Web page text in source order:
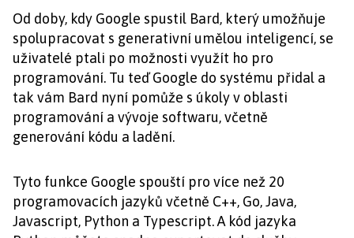
Od doby, kdy Google spustil Bard, který umožňuje
spolupracovat s generativní umělou inteligencí, se
uživatelé ptali po možnosti využít ho pro
programování. Tu teď Google do systému přidal a
tak vám Bard nyní pomůže s úkoly v oblasti
programování a vývoje softwaru, včetně
generování kódu a ladění.
Tyto funkce Google spouští pro více než 20
programovacích jazyků včetně C++, Go, Java,
Javascript, Python a Typescript. A kód jazyka